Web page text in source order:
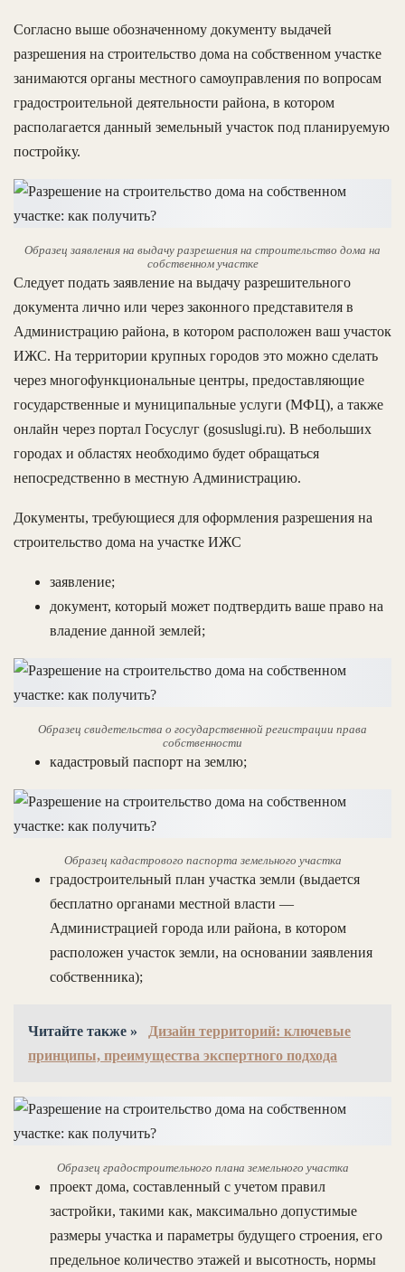
Согласно выше обозначенному документу выдачей
разрешения на строительство дома на собственном участке
занимаются органы местного самоуправления по вопросам
градостроительной деятельности района, в котором
располагается данный земельный участок под планируемую
постройку.
Образец заявления на выдачу разрешения на строительство дома на
собственном участке
Следует подать заявление на выдачу разрешительного
документа лично или через законного представителя в
Администрацию района, в котором расположен ваш участок
ИЖС. На территории крупных городов это можно сделать
через многофункциональные центры, предоставляющие
государственные и муниципальные услуги (МФЦ), а также
онлайн через портал Госуслуг (gosuslugi.ru). В небольших
городах и областях необходимо будет обращаться
непосредственно в местную Администрацию.
Документы, требующиеся для оформления разрешения на
строительство дома на участке ИЖС
заявление;
документ, который может подтвердить ваше право на
владение данной землей;
Образец свидетельства о государственной регистрации права
собственности
кадастровый паспорт на землю;
Образец кадастрового паспорта земельного участка
градостроительный план участка земли (выдается
бесплатно органами местной власти —
Администрацией города или района, в котором
расположен участок земли, на основании заявления
собственника);
Читайте также »
Дизайн территорий: ключевые
принципы, преимущества экспертного подхода
Образец градостроительного плана земельного участка
проект дома, составленный с учетом правил
застройки, такими как, максимально допустимые
размеры участка и параметры будущего строения, его
предельное количество этажей и высотность, нормы